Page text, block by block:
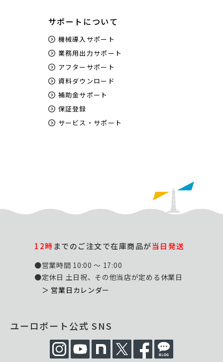
サポートについて
機械導入サポート
業務用出力サポート
アフターサポート
資料ダウンロード
補助金サポート
保証登録
サービス・サポート
12時までのご注文で在庫商品が当日発送
●営業時間 10:00 ～ 17:00
●定休日 土日祝、その他当店が定める休業日
＞ 営業日カレンダー
ユーロポート公式 SNS